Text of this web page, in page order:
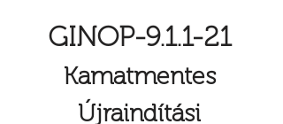
GINOP-9.1.1-21
Kamatmentes
Újraindítási